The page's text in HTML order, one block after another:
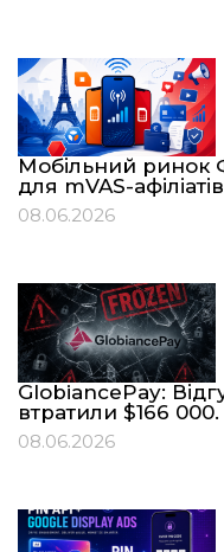
Мобільний ринок
для mVAS-афіліатів
08.06.2026
GlobiancePay:
втратили $166
08.06.2026